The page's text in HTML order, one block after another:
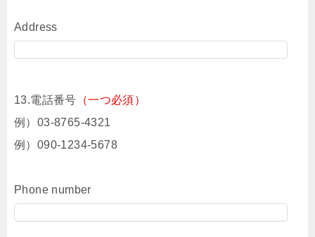
Address
13.電話番号 （一つ必須）
例）03-8765-4321
例）090-1234-5678
Phone number